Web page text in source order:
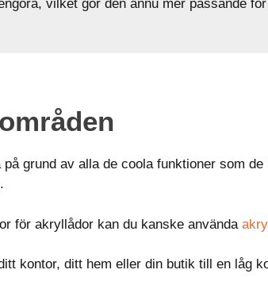
vilket gör den ännu mer passande
grund av alla de coola funktioner som
för akryllådor kan du kanske använda
kontor, ditt hem eller din butik till en låg